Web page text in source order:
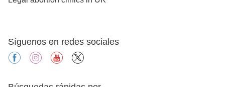
Síguenos en redes sociales
facebookinstagramyoutube